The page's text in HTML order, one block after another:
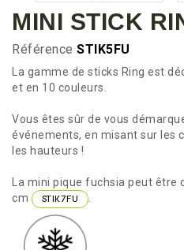
MINI STICK
Référence STIK5FU
La gamme de sticks Ring est
et en 10 couleurs.
Vous êtes sûr de vous
événements, en misant sur les
les hauteurs !
La mini pique fuchsia peut
cm
STIK7FU